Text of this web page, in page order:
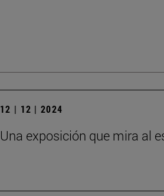
12 | 12 | 2024
Una exposición que mira al